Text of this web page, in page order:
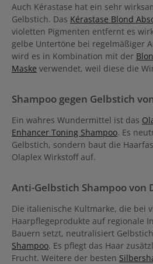
Auch Kérastase hat ein sehr
Gelbstich. Das Kérastase Blond
violetten Pigmenten entfernt es
gelbe Untertöne bei regelmäßiger
wird es in Kombination mit der
Maske verwendet, weil diese die
Shampoo gegen Gelbstich
Ein wahres Wundermittel ist das
Enhancer Toning Shampoo. Es
Gelbstich, sondern baut die
Olaplex Wirkstoff auf.
Anti-Gelbstich Shampoo von
Die italienische Kultmarke, die bei
Haarpflegeprodukte auf regionale
Bauern setzt, neutralisiert
Shampoo. Es pflegt das Haar
Frucht. Weitere der besten